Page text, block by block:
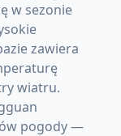
w sezonie
zawiera
wiatru.
pogody —